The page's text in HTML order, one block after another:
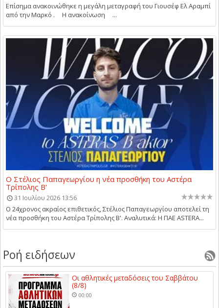
Επίσημα ανακοινώθηκε η μεγάλη μεταγραφή του Γιουσέφ Ελ Αραμπί
από την Μαρκό . Η ανακοίνωση ...
Ο Στέλιος Παπαγεωργίου η νέα προσθήκη του Αστέρα
Τρίπολης Β'
31 Ιουλίου 2026 13:56
Ο 24χρονος ακραίος επιθετικός, Στέλιος Παπαγεωργίου αποτελεί τη
νέα προσθήκη του Αστέρα Τρίπολης Β'. Αναλυτικά: Η ΠΑΕ ASTERA...
Ροή ειδήσεων
Οι αθλητικές μεταδόσεις του Σαββάτου
(8/8)
00:00